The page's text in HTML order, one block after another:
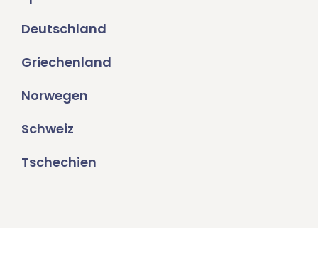
Deutschland
Griechenland
Norwegen
Schweiz
Tschechien